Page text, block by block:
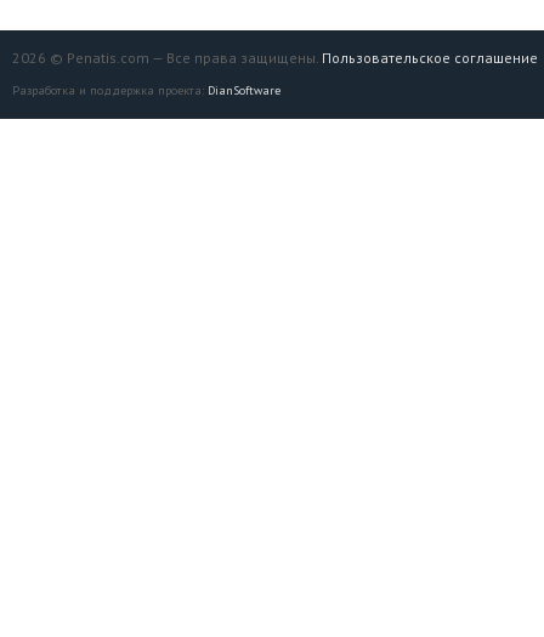
2026 © Penatis.com — Все права защищены. Пользовательское соглашение
Разработка и поддержка проекта: DianSoftware